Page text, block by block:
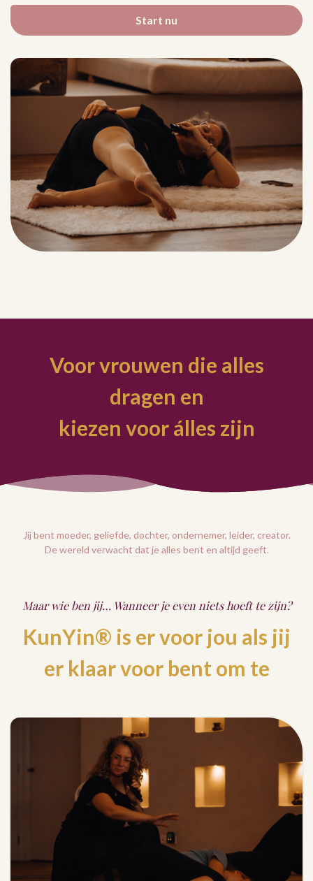
Start nu
Voor vrouwen die alles
dragen en
kiezen voor álles zijn
Jij bent moeder, geliefde, dochter, ondernemer, leider, creator.
De wereld verwacht dat je alles bent en altijd geeft.
Maar wie ben jij… Wanneer je even niets hoeft te zijn?
KunYin® is er voor jou als jij
er klaar voor bent om te